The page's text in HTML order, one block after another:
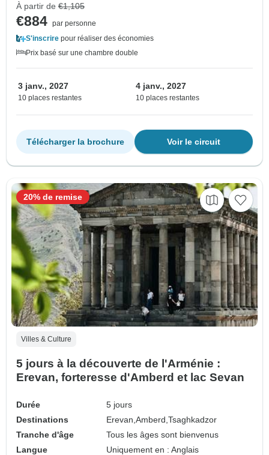
À partir de €1,105
€884 par personne
S'inscrire pour réaliser des économies
Prix basé sur une chambre double
3 janv., 2027
10 places restantes
4 janv., 2027
10 places restantes
Voir le circuit
Télécharger la brochure
Villes & Culture
5 jours à la découverte de l'Arménie :
Erevan, forteresse d'Amberd et lac Sevan
Durée
5 jours
Destinations
Erevan,Amberd,Tsaghkadzor
Tranche d'âge
Tous les âges sont bienvenus
Langue
Uniquement en : Anglais
20% de remise